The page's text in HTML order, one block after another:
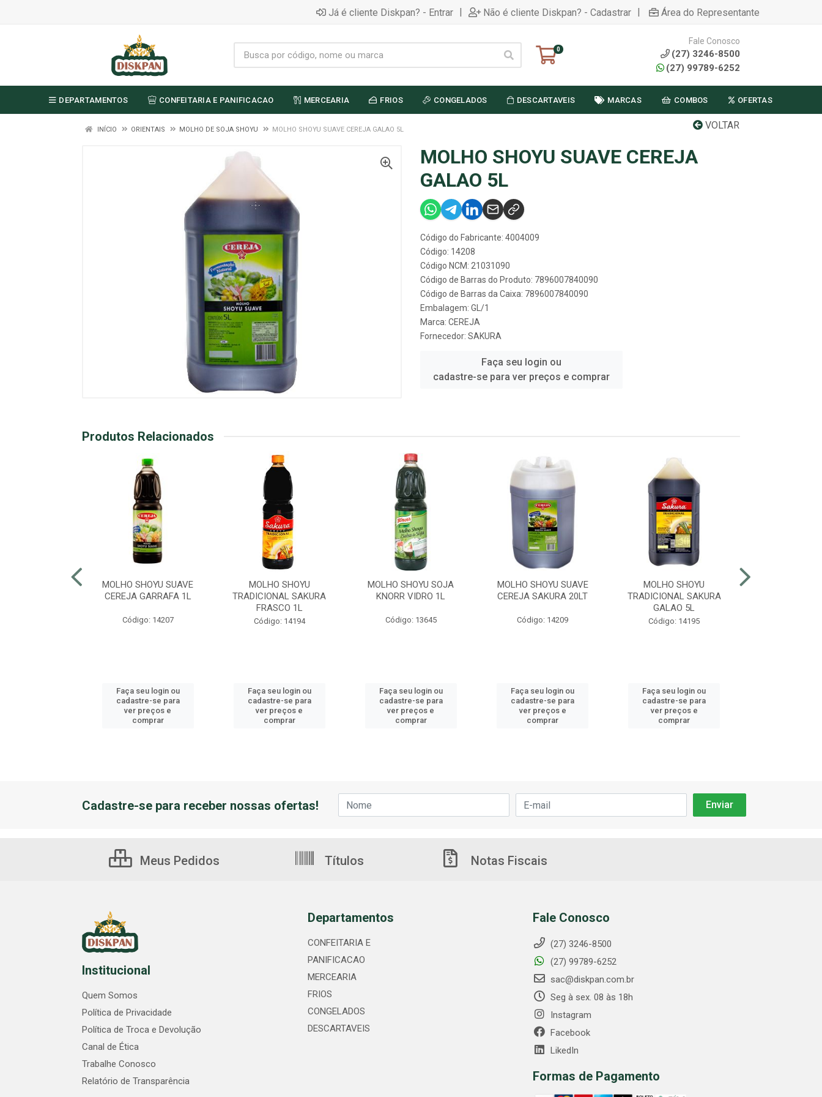
Já é cliente Diskpan? - Entrar | Não é cliente Diskpan? - Cadastrar | Área do Representante
0
Fale Conosco
(27) 3246-8500
(27) 99789-6252
DEPARTAMENTOS CONFEITARIA E PANIFICACAO MERCEARIA FRIOS CONGELADOS DESCARTAVEIS MARCAS COMBOS OFERTAS
VOLTAR
INÍCIO ORIENTAIS MOLHO DE SOJA SHOYU MOLHO SHOYU SUAVE CEREJA GALAO 5L
MOLHO SHOYU SUAVE CEREJA
GALAO 5L
Código do Fabricante: 4004009
Código: 14208
Código NCM: 21031090
Código de Barras do Produto: 7896007840090
Código de Barras da Caixa: 7896007840090
Embalagem: GL/1
Marca: CEREJA
Fornecedor: SAKURA
Faça seu login ou
cadastre-se para ver preços e comprar
Produtos Relacionados
MOLHO SHOYU SUAVE
CEREJA GARRAFA 1L
Código: 14207
Faça seu login ou
cadastre-se para
ver preços e
comprar
MOLHO SHOYU
TRADICIONAL SAKURA
FRASCO 1L
Código: 14194
Faça seu login ou
cadastre-se para
ver preços e
comprar
MOLHO SHOYU SOJA
KNORR VIDRO 1L
Código: 13645
Faça seu login ou
cadastre-se para
ver preços e
comprar
MOLHO SHOYU SUAVE
CEREJA SAKURA 20LT
Código: 14209
Faça seu login ou
cadastre-se para
ver preços e
comprar
MOLHO SHOYU
TRADICIONAL SAKURA
GALAO 5L
Código: 14195
Faça seu login ou
cadastre-se para
ver preços e
comprar
Cadastre-se para receber nossas ofertas!
Meus Pedidos Títulos Notas Fiscais
Institucional
Quem Somos
Política de Privacidade
Política de Troca e Devolução
Canal de Ética
Trabalhe Conosco
Relatório de Transparência
Departamentos
CONFEITARIA E
PANIFICACAO
MERCEARIA
FRIOS
CONGELADOS
DESCARTAVEIS
Fale Conosco
(27) 3246-8500
(27) 99789-6252
sac@diskpan.com.br
Seg à sex. 08 às 18h
Instagram
Facebook
LikedIn
Formas de Pagamento